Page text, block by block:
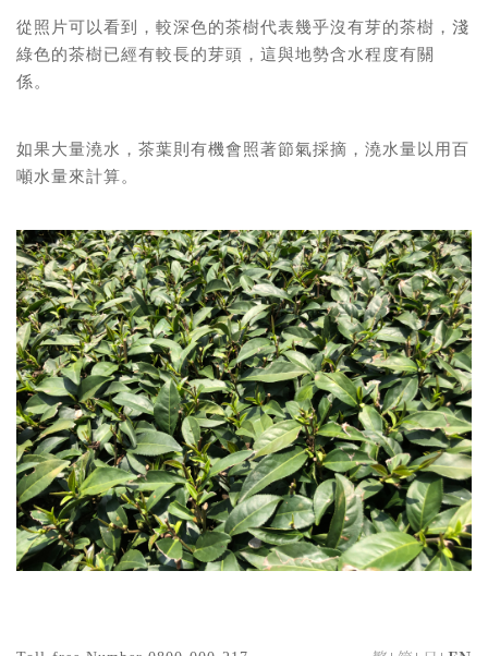
從照片可以看到，較深色的茶樹代表幾乎沒有芽的茶樹，淺
綠色的茶樹已經有較長的芽頭，這與地勢含水程度有關
係。
如果大量澆水，茶葉則有機會照著節氣採摘，澆水量以用百
噸水量來計算。